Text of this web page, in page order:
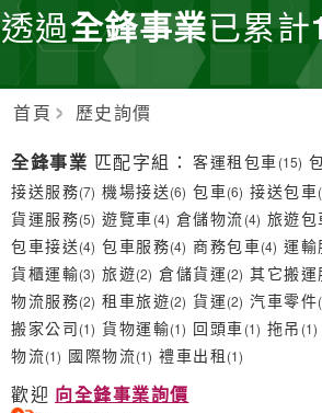
透過全鋒事業已累計
首頁
歷史詢價
全鋒事業 匹配字組： 客運租包車 (15)
接送服務(7) 機場接送(6) 包車(6) 接送包車
貨運服務(5) 遊覽車(4) 倉儲物流(4) 旅遊包
包車接送(4) 包車服務(4) 商務包車(4) 運輸
貨櫃運輸(3) 旅遊(2) 倉儲貨運(2) 其它搬運
物流服務(2) 租車旅遊(2) 貨運(2) 汽車零件
搬家公司(1) 貨物運輸(1) 回頭車(1) 拖吊 (1)
物流(1) 國際物流(1) 禮車出租(1)
歡迎 向全鋒事業詢價